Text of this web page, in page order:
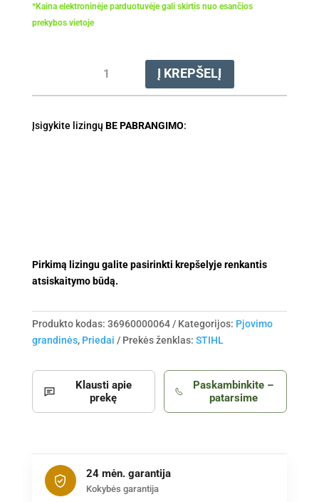
*Kaina elektroninėje parduotuvėje gali skirtis nuo esančios
prekybos vietoje
kiekis:
Grandinė
23RD3
Į KREPŠELĮ
Įsigykite lizingų BE PABRANGIMO:
Pirkimą lizingu galite pasirinkti krepšelyje renkantis
atsiskaitymo būdą.
Produkto kodas: 36960000064 Kategorijos: Pjovimo
grandinės, Priedai Prekės ženklas: STIHL
Klausti apie
prekę
Paskambinkite –
patarsime
24 mėn. garantija
Kokybės garantija